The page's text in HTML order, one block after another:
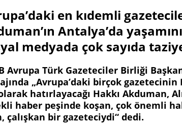
en kıdemli
Antalya’da
medyada çok sayıda
Avrupa Türk Gazeteciler Birliği
„Avrupa’daki birçok gazetecinin
hatırlayacağı Hakkı Akduman,
haber peşinde koşan, çok önemli
çalışkan bir gazeteciydi“ dedi.